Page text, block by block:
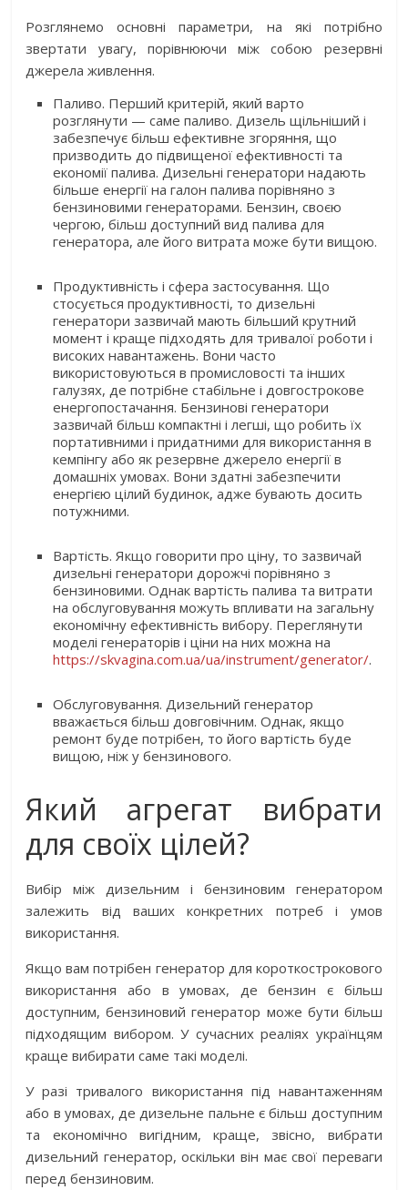
Розглянемо основні параметри, на які потрібно
звертати увагу, порівнюючи між собою резервні
джерела живлення.
Паливо. Перший критерій, який варто
розглянути — саме паливо. Дизель щільніший і
забезпечує більш ефективне згоряння, що
призводить до підвищеної ефективності та
економії палива. Дизельні генератори надають
більше енергії на галон палива порівняно з
бензиновими генераторами. Бензин, своєю
чергою, більш доступний вид палива для
генератора, але його витрата може бути вищою.
Продуктивність і сфера застосування. Що
стосується продуктивності, то дизельні
генератори зазвичай мають більший крутний
момент і краще підходять для тривалої роботи і
високих навантажень. Вони часто
використовуються в промисловості та інших
галузях, де потрібне стабільне і довгострокове
енергопостачання. Бензинові генератори
зазвичай більш компактні і легші, що робить їх
портативними і придатними для використання в
кемпінгу або як резервне джерело енергії в
домашніх умовах. Вони здатні забезпечити
енергією цілий будинок, адже бувають досить
потужними.
Вартість. Якщо говорити про ціну, то зазвичай
дизельні генератори дорожчі порівняно з
бензиновими. Однак вартість палива та витрати
на обслуговування можуть впливати на загальну
економічну ефективність вибору. Переглянути
моделі генераторів і ціни на них можна на
https://skvagina.com.ua/ua/instrument/generator/.
Обслуговування. Дизельний генератор
вважається більш довговічним. Однак, якщо
ремонт буде потрібен, то його вартість буде
вищою, ніж у бензинового.
Який агрегат вибрати
для своїх цілей?
Вибір між дизельним і бензиновим генератором
залежить від ваших конкретних потреб і умов
використання.
Якщо вам потрібен генератор для короткострокового
використання або в умовах, де бензин є більш
доступним, бензиновий генератор може бути більш
підходящим вибором. У сучасних реаліях українцям
краще вибирати саме такі моделі.
У разі тривалого використання під навантаженням
або в умовах, де дизельне пальне є більш доступним
та економічно вигідним, краще, звісно, вибрати
дизельний генератор, оскільки він має свої переваги
перед бензиновим.